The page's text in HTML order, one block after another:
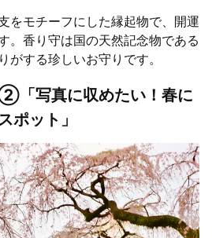
をモチーフにした縁起物で、開運
。香り守は国の天然記念物である
する珍しいお守りです。
「写真に収めたい！春に
ポット」